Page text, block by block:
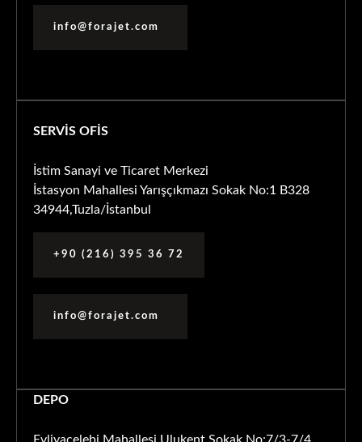
info@forajet.com
SERVİS OFİS
İstim Sanayi ve Ticaret Merkezi
İstasyon Mahallesi Yarışçıkmazı Sokak No:1 B328
34944,Tuzla/İstanbul
+90 (216) 395 36 72
info@forajet.com
DEPO